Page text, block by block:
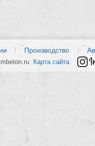
Производство
Карта сайта